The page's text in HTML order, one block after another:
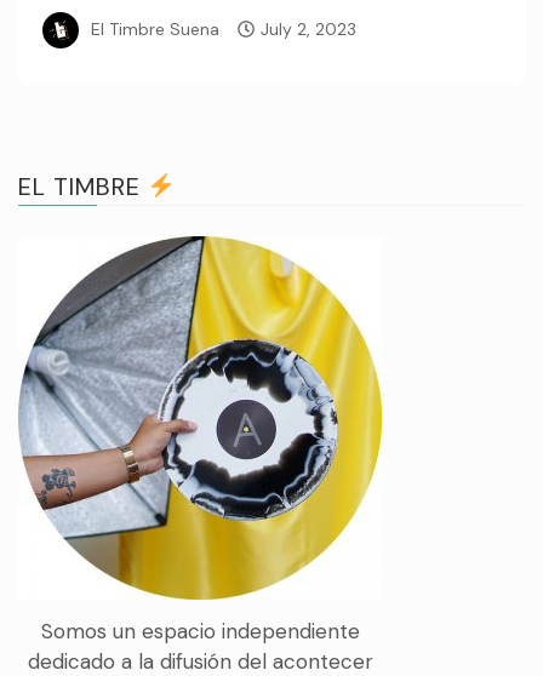
El Timbre Suena July 2, 2023
EL TIMBRE
Somos un espacio independiente
dedicado a la difusión del acontecer